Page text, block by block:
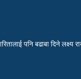
पनि बढाबा दिने लक्ष्य